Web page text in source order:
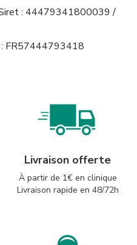
: 44479341800039 /
: FR57444793418
Livraison offerte
À partir de 1€ en clinique
Livraison rapide en 48/72h